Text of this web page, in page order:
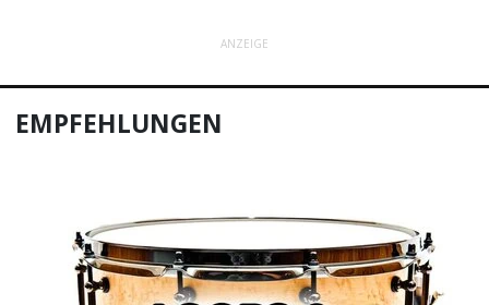
ANZEIGE
EMPFEHLUNGEN